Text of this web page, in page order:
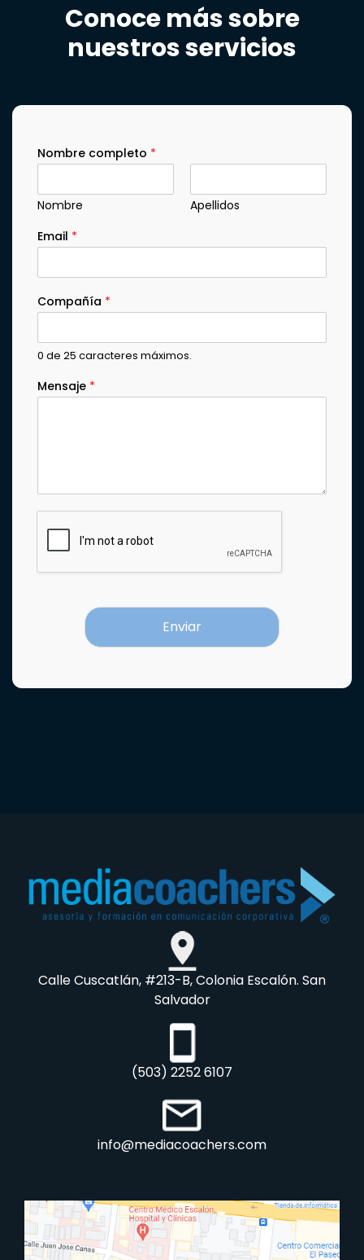
Conoce más sobre
nuestros servicios
Nombre completo *
Nombre
Apellidos
Email *
Compañía *
0 de 25 caracteres máximos.
Mensaje *
Enviar
Calle Cuscatlán, #213-B, Colonia Escalón. San
Salvador
(503) 2252 6107
info@mediacoachers.com